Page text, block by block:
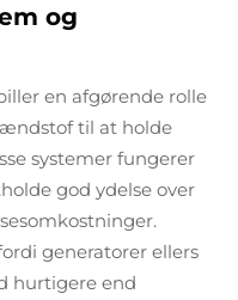
og
en afgørende rolle
til at holde
systemer fungerer
god ydelse over
generatorer ellers
hurtigere end